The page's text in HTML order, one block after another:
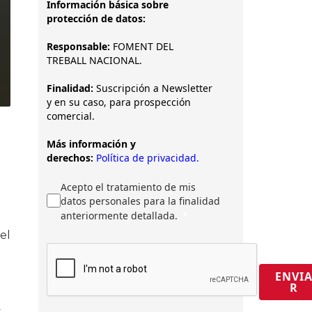
Información básica sobre
protección de datos:
Responsable: FOMENT DEL
TREBALL NACIONAL.
Finalidad: Suscripción a Newsletter
y en su caso, para prospección
comercial.
Más información y
derechos: Política de privacidad.
Acepto el tratamiento de mis
datos personales para la finalidad
anteriormente detallada.
ENVIA
R